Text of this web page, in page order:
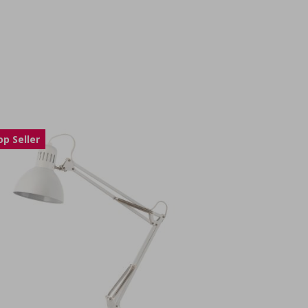
Seller